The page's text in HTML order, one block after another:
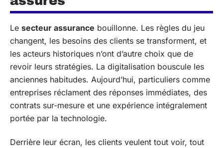
Le secteur assurance bouillonne. Les règles du jeu
changent, les besoins des clients se transforment, et
les acteurs historiques n’ont d’autre choix que de
revoir leurs stratégies. La digitalisation bouscule les
anciennes habitudes. Aujourd’hui, particuliers comme
entreprises réclament des réponses immédiates, des
contrats sur-mesure et une expérience intégralement
portée par la technologie.
Derrière leur écran, les clients veulent tout voir, tout